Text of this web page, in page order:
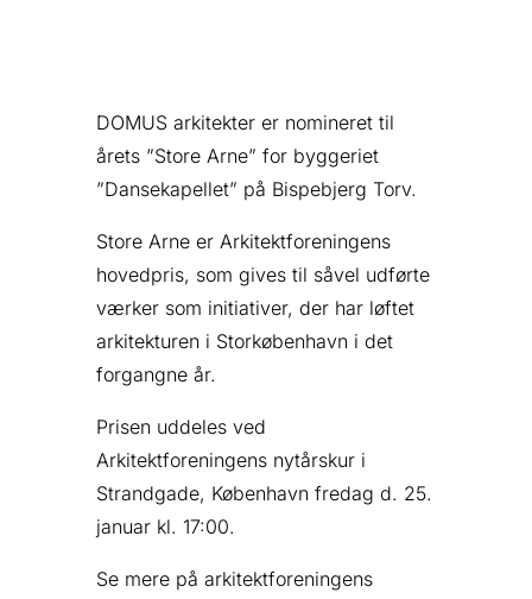
DOMUS arkitekter er nomineret til
årets ”Store Arne” for byggeriet
”Dansekapellet” på Bispebjerg Torv.
Store Arne er Arkitektforeningens
hovedpris, som gives til såvel udførte
værker som initiativer, der har løftet
arkitekturen i Storkøbenhavn i det
forgangne år.
Prisen uddeles ved
Arkitektforeningens nytårskur i
Strandgade, København fredag d. 25.
januar kl. 17:00.
Se mere på arkitektforeningens